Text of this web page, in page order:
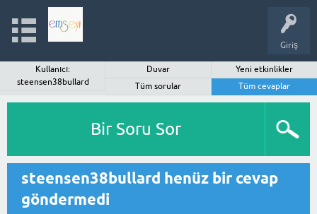
Giriş
Kullanıcı:
steensen38bullard
Duvar
Yeni etkinlikler
Tüm sorular
Tüm cevaplar
Bir Soru Sor
steensen38bullard henüz bir cevap
göndermedi